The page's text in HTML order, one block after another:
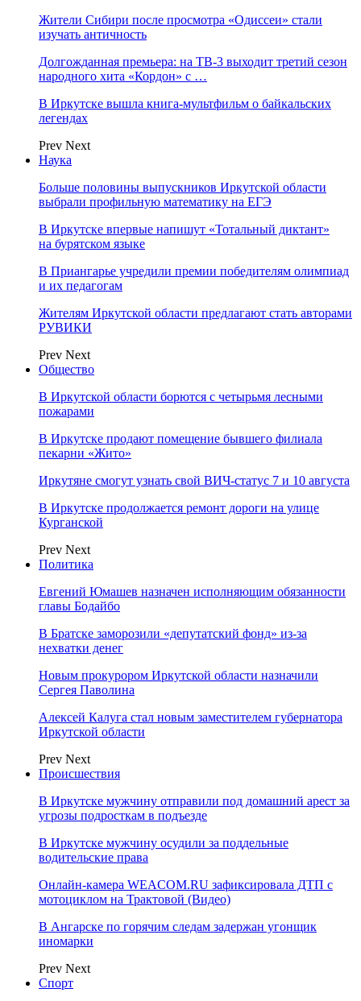
Жители Сибири после просмотра «Одиссеи» стали
изучать античность
Долгожданная премьера: на ТВ-3 выходит третий сезон
народного хита «Кордон» с …
В Иркутске вышла книга-мультфильм о байкальских
легендах
Prev Next
Наука
Больше половины выпускников Иркутской области
выбрали профильную математику на ЕГЭ
В Иркутске впервые напишут «Тотальный диктант»
на бурятском языке
В Приангарье учредили премии победителям олимпиад
и их педагогам
Жителям Иркутской области предлагают стать авторами
РУВИКИ
Prev Next
Общество
В Иркутской области борются с четырьмя лесными
пожарами
В Иркутске продают помещение бывшего филиала
пекарни «Жито»
Иркутяне смогут узнать свой ВИЧ-статус 7 и 10 августа
В Иркутске продолжается ремонт дороги на улице
Курганской
Prev Next
Политика
Евгений Юмашев назначен исполняющим обязанности
главы Бодайбо
В Братске заморозили «депутатский фонд» из‑за
нехватки денег
Новым прокурором Иркутской области назначили
Сергея Паволина
Алексей Калуга стал новым заместителем губернатора
Иркутской области
Prev Next
Происшествия
В Иркутске мужчину отправили под домашний арест за
угрозы подросткам в подъезде
В Иркутске мужчину осудили за поддельные
водительские права
Онлайн-камера WEACOM.RU зафиксировала ДТП с
мотоциклом на Трактовой (Видео)
В Ангарске по горячим следам задержан угонщик
иномарки
Prev Next
Спорт